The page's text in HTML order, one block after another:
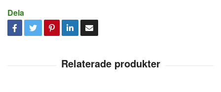
Dela